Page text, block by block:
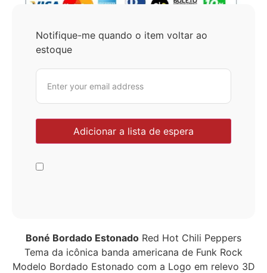
Notifique-me quando o item voltar ao
estoque
Boné Bordado Estonado Red Hot Chili Peppers
Tema da icônica banda americana de Funk Rock
Modelo Bordado Estonado com a Logo em relevo 3D